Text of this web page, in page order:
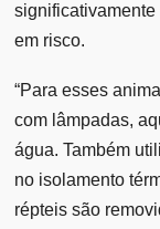
em risco.
“Para esses
com lâmpadas,
água. Também
no isolamento
répteis são